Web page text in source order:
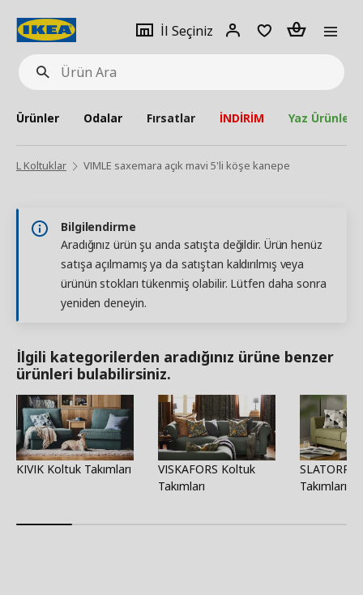
Ürün
Ara
İl Seçiniz
Giriş
Adet
Ürünler Odalar Fırsatlar İNDİRİM Yaz Ürünleri
L Koltuklar VIMLE saxemara açık mavi 5'li köşe kanepe
Bilgilendirme
Aradığınız ürün şu anda satışta değildir. Ürün henüz
satışa açılmamış ya da satıştan kaldırılmış veya
ürünün stokları tükenmiş olabilir. Lütfen daha sonra
yeniden deneyin.
İlgili kategorilerden aradığınız ürüne benzer
ürünleri bulabilirsiniz.
KIVIK Koltuk Takımları
VISKAFORS Koltuk
Takımları
SLATORP
Takımları